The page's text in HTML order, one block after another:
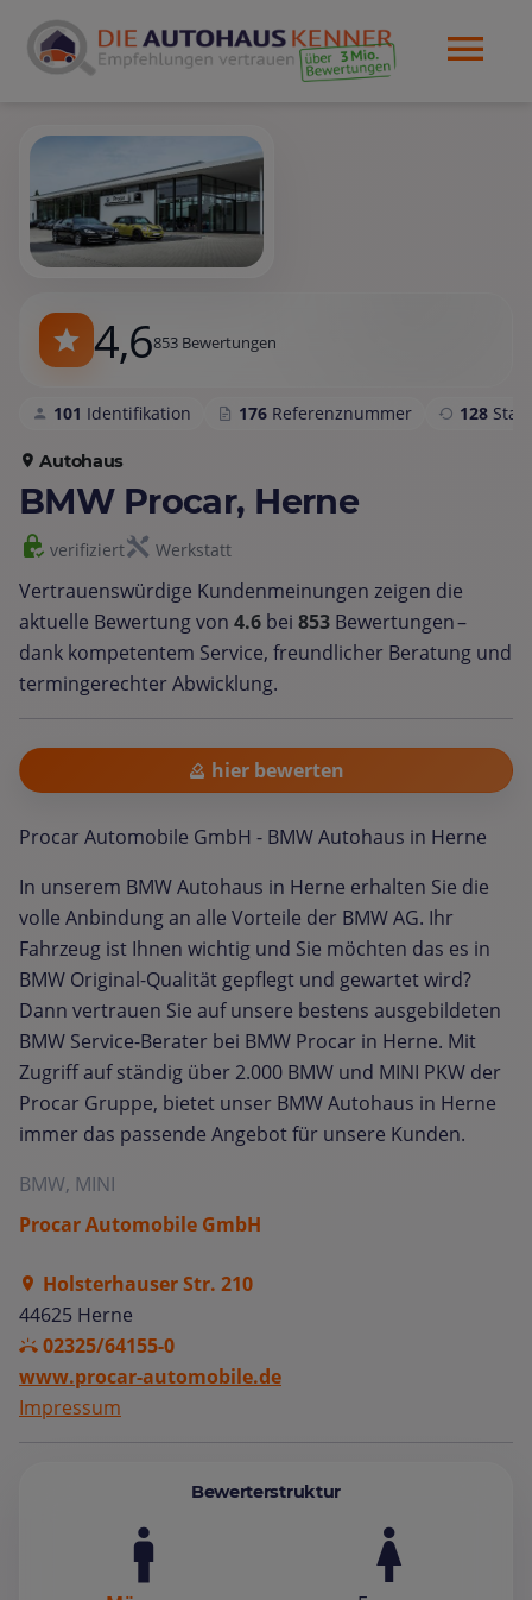
4,6853 Bewertungen
101 Identifikation 176 Referenznummer 128
Autohaus
BMW Procar, Herne
verifiziert Werkstatt
Vertrauenswürdige Kundenmeinungen zeigen die
aktuelle Bewertung von 4.6 bei 853 Bewertungen –
dank kompetentem Service, freundlicher Beratung und
termingerechter Abwicklung.
hier bewerten
Procar Automobile GmbH - BMW Autohaus in Herne
In unserem BMW Autohaus in Herne erhalten Sie die
volle Anbindung an alle Vorteile der BMW AG. Ihr
Fahrzeug ist Ihnen wichtig und Sie möchten das es in
BMW Original-Qualität gepflegt und gewartet wird?
Dann vertrauen Sie auf unsere bestens ausgebildeten
BMW Service-Berater bei BMW Procar in Herne. Mit
Zugriff auf ständig über 2.000 BMW und MINI PKW der
Procar Gruppe, bietet unser BMW Autohaus in Herne
immer das passende Angebot für unsere Kunden.
BMW, MINI
Procar Automobile GmbH
Holsterhauser Str. 210
44625 Herne
02325/64155-0
www.procar-automobile.de
Impressum
Bewerterstruktur